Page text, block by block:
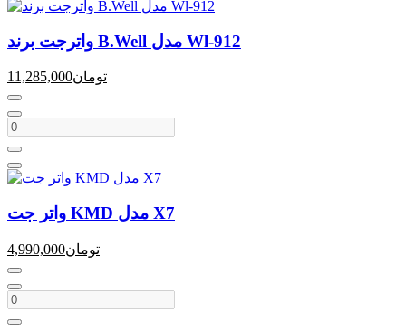
واترجت برند B.Well مدل Wl-912
11,285,000تومان
واتر جت KMD مدل X7
4,990,000تومان